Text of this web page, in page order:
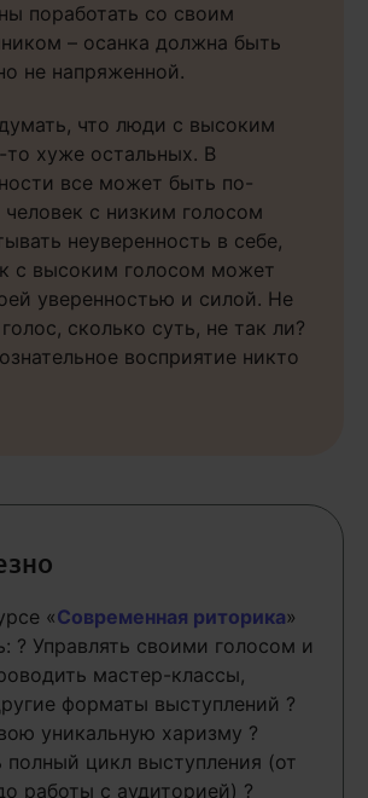
поработать со своим
– осанка должна быть
не напряженной.
что люди с высоким
хуже остальных. В
все может быть по-
человек с низким голосом
неуверенность в себе,
с высоким голосом может
уверенностью и силой. Не
сколько суть, не так ли?
восприятие никто
«Современная риторика»
? Управлять своими голосом и
мастер-классы,
форматы выступлений ?
уникальную харизму ?
полный цикл выступления (от
работы с аудиторией) ?